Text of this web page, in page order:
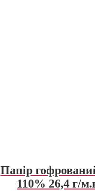
Папір
110% 26,4 г/